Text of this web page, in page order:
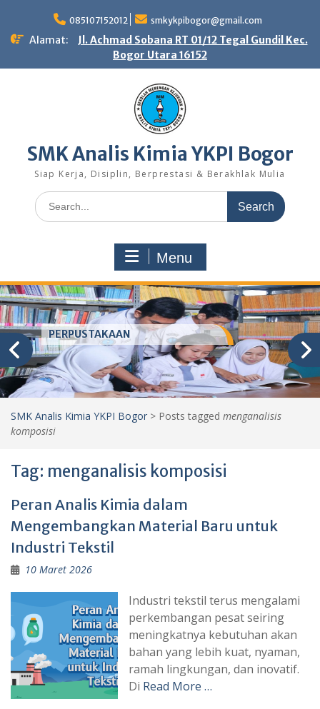
content
085107152012 smkykpibogor@gmail.com
Alamat:
Jl. Achmad Sobana RT 01/12 Tegal Gundil Kec.
Bogor Utara 16152
SMK Analis Kimia YKPI Bogor
Siap Kerja, Disiplin, Berprestasi & Berakhlak Mulia
Search
for:
Menu
PERPUSTAKAAN
SMK Analis Kimia YKPI Bogor > Posts tagged menganalisis
komposisi
Tag: menganalisis komposisi
Peran Analis Kimia dalam
Mengembangkan Material Baru untuk
Industri Tekstil
10 Maret 2026
Industri tekstil terus mengalami
perkembangan pesat seiring
meningkatnya kebutuhan akan
bahan yang lebih kuat, nyaman,
ramah lingkungan, dan inovatif.
Di Read More …